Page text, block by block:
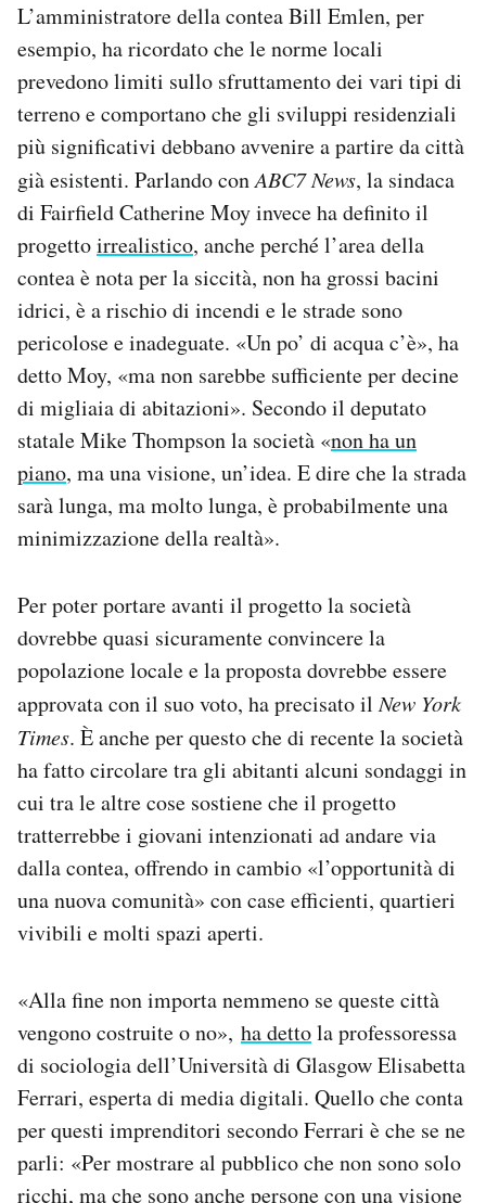
L’amministratore della contea Bill Emlen, per
esempio, ha ricordato che le norme locali
prevedono limiti sullo sfruttamento dei vari tipi di
terreno e comportano che gli sviluppi residenziali
più significativi debbano avvenire a partire da città
già esistenti. Parlando conABC7 News, la sindaca
di Fairfield Catherine Moy invece ha definito il
progettoirrealistico, anche perché l’area della
contea è nota per la siccità, non ha grossi bacini
idrici, è a rischio di incendi e le strade sono
pericolose e inadeguate. «Un po’ di acqua c’è», ha
detto Moy, «ma non sarebbe sufficiente per decine
di migliaia di abitazioni». Secondo il deputato
statale Mike Thompson la società «non ha un
piano, ma una visione, un’idea. E dire che la strada
sarà lunga, ma molto lunga, è probabilmente una
minimizzazione della realtà».
Per poter portare avanti il progetto la società
dovrebbe quasi sicuramente convincere la
popolazione locale e la proposta dovrebbe essere
approvata con il suo voto, ha precisato ilNew York
Times. È anche per questo che di recente la società
ha fatto circolare tra gli abitanti alcuni sondaggi in
cui tra le altre cose sostiene che il progetto
tratterrebbe i giovani intenzionati ad andare via
dalla contea, offrendo in cambio «l’opportunità di
una nuova comunità» con case efficienti, quartieri
vivibili e molti spazi aperti.
«Alla fine non importa nemmeno se queste città
vengono costruite o no», ha dettola professoressa
di sociologia dell’Università di Glasgow Elisabetta
Ferrari, esperta di media digitali. Quello che conta
per questi imprenditori secondo Ferrari è che se ne
parli: «Per mostrare al pubblico che non sono solo
ricchi, ma che sono anche persone con una visione